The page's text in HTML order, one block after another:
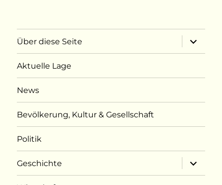
Über diese Seite
öffnen
Aktuelle Lage
News
Bevölkerung, Kultur & Gesellschaft
Politik
Geschichte
öffnen